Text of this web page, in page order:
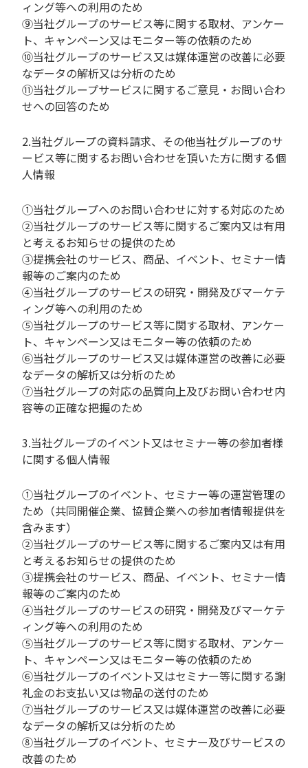
ィング等への利用のため
⑨当社グループのサービス等に関する取材、アンケー
ト、キャンペーン又はモニター等の依頼のため
⑩当社グループのサービス又は媒体運営の改善に必要
なデータの解析又は分析のため
⑪当社グループサービスに関するご意見・お問い合わ
せへの回答のため
2.当社グループの資料請求、その他当社グループのサ
ービス等に関するお問い合わせを頂いた方に関する個
人情報
①当社グループへのお問い合わせに対する対応のため
②当社グループのサービス等に関するご案内又は有用
と考えるお知らせの提供のため
③提携会社のサービス、商品、イベント、セミナー情
報等のご案内のため
④当社グループのサービスの研究・開発及びマーケテ
ィング等への利用のため
⑤当社グループのサービス等に関する取材、アンケー
ト、キャンペーン又はモニター等の依頼のため
⑥当社グループのサービス又は媒体運営の改善に必要
なデータの解析又は分析のため
⑦当社グループの対応の品質向上及びお問い合わせ内
容等の正確な把握のため
3.当社グループのイベント又はセミナー等の参加者様
に関する個人情報
①当社グループのイベント、セミナー等の運営管理の
ため（共同開催企業、協賛企業への参加者情報提供を
含みます）
②当社グループのサービス等に関するご案内又は有用
と考えるお知らせの提供のため
③提携会社のサービス、商品、イベント、セミナー情
報等のご案内のため
④当社グループのサービスの研究・開発及びマーケテ
ィング等への利用のため
⑤当社グループのサービス等に関する取材、アンケー
ト、キャンペーン又はモニター等の依頼のため
⑥当社グループのイベント又はセミナー等に関する謝
礼金のお支払い又は物品の送付のため
⑦当社グループのサービス又は媒体運営の改善に必要
なデータの解析又は分析のため
⑧当社グループのイベント、セミナー及びサービスの
改善のため